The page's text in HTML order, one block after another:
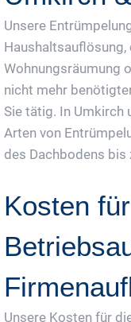
Unsere
Wohnungsräumung
nicht mehr
Sie tätig. In Umkirch
Arten von
des Dachbodens bis
Kosten für
Unsere Kosten für